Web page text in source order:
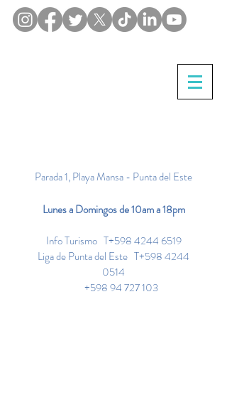
Parada 1, Playa Mansa - Punta del Este
Lunes aDomingos de 10am a 18pm
Info Turismo T+5984244 6519
Liga de Punta del Este T+5984244
0514
+598 94 727 103